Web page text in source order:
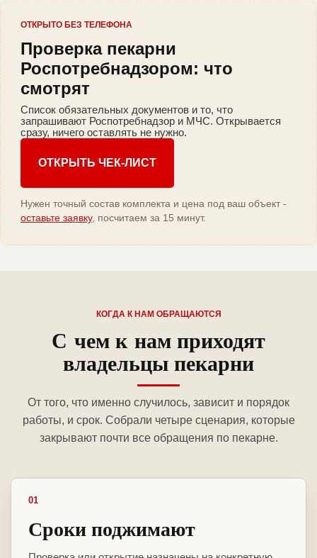
ОТКРЫТО БЕЗ ТЕЛЕФОНА
Проверка пекарни
Роспотребнадзором: что
смотрят
Список обязательных документов и то, что
запрашивают Роспотребнадзор и МЧС. Открывается
сразу, ничего оставлять не нужно.
ОТКРЫТЬ ЧЕК-ЛИСТ
Нужен точный состав комплекта и цена под ваш объект -
оставьте заявку, посчитаем за 15 минут.
КОГДА К НАМ ОБРАЩАЮТСЯ
С чем к нам приходят
владельцы пекарни
От того, что именно случилось, зависит и порядок
работы, и срок. Собрали четыре сценария, которые
закрывают почти все обращения по пекарне.
01
Сроки поджимают